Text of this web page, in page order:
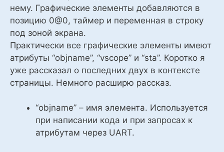
нему. Графические элементы добавляются в
позицию 0@0, таймер и переменная в строку
под зоной экрана.
Практически все графические элементы имеют
атрибуты “objname”, “vscope” и “sta”. Коротко я
уже рассказал о последних двух в контексте
страницы. Немного расширю рассказ.
“objname” – имя элемента. Используется
при написании кода и при запросах к
атрибутам через UART.